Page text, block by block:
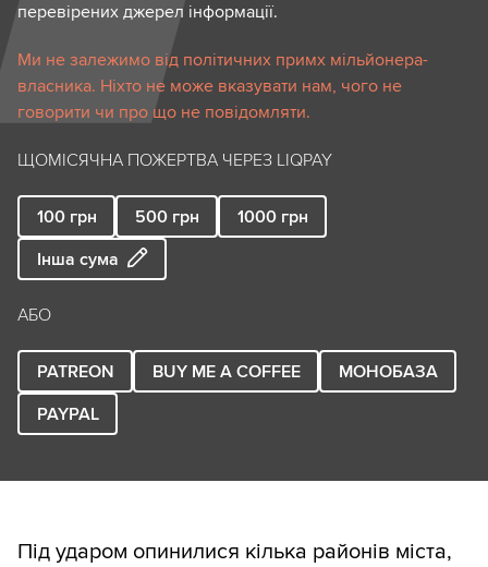
перевірених джерел інформації.
Ми не залежимо від політичних примх мільйонера-
власника. Ніхто не може вказувати нам, чого не
говорити чи про що не повідомляти.
ЩОМІСЯЧНА ПОЖЕРТВА ЧЕРЕЗ LIQPAY
100 грн 500 грн 1000 грн
Інша сума
АБО
PATREON BUY ME A COFFEE
МОНОБАЗА
PAYPAL
Під ударом опинилися кілька районів міста,